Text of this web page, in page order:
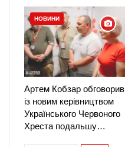
НОВИНИ
Артем Кобзар обговорив
із новим керівництвом
Українського Червоного
Хреста подальшу…